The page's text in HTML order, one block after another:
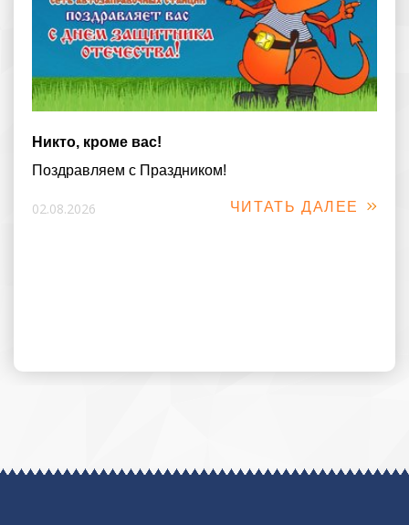
Никто, кроме вас!
Поздравляем с Праздником!
02.08.2026 ЧИТАТЬ ДАЛЕЕ